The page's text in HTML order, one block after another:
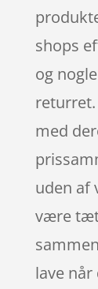
shops
og
med
uden af
være
lave